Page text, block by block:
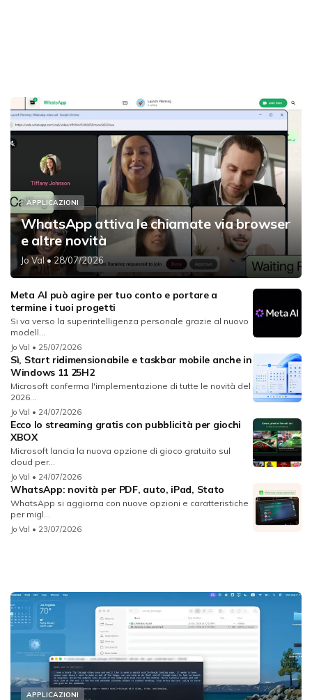
APPLICAZIONI
WhatsApp attiva le chiamate via browser
e altre novità
Jo Val• 28/07/2026
Meta AI può agire per tuo conto e portare a
termine i tuoi progetti
Si va verso la superintelligenza personale grazie al nuovo
modell...
Jo Val • 25/07/2026
Sì, Start ridimensionabile e taskbar mobile anche in
Windows 11 25H2
Microsoft conferma l'implementazione di tutte le novità del
2026...
Jo Val • 24/07/2026
Ecco lo streaming gratis con pubblicità per giochi
XBOX
Microsoft lancia la nuova opzione di gioco gratuito sul
cloud per...
Jo Val • 24/07/2026
WhatsApp: novità per PDF, auto, iPad, Stato
WhatsApp si aggiorna con nuove opzioni e caratteristiche
per migl...
Jo Val • 23/07/2026
APPLICAZIONI